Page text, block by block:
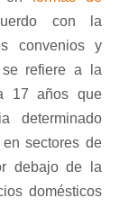
con la
convenios y
se refiere a la
17 años que
determinado
sectores de
debajo de la
domésticos